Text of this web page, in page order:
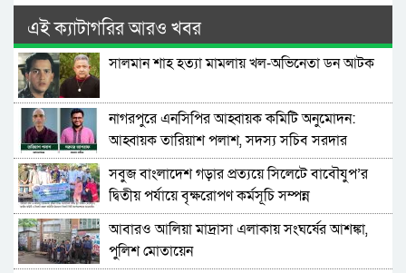
এই ক্যাটাগরির আরও খবর
সালমান শাহ হত্যা মামলায় খল-অভিনেতা ডন আটক
নাগরপুরে এনসিপির আহ্বায়ক কমিটি অনুমোদন:
আহ্বায়ক তারিয়াশ পলাশ, সদস্য সচিব সরদার
আশরাফ
সবুজ বাংলাদেশ গড়ার প্রত্যয়ে সিলেটে বাবৌযুপ’র
দ্বিতীয় পর্যায়ে বৃক্ষরোপণ কর্মসূচি সম্পন্ন
আবারও আলিয়া মাদ্রাসা এলাকায় সংঘর্ষের আশঙ্কা,
পুলিশ মোতায়েন